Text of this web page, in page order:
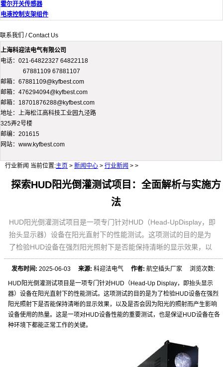
霍尔开关传感器
电液控制支架组件
联系我们 / Contact Us
上海科迎法电气有限公司
电话：021-64822327 64822118
67881109 67881107
邮箱：67881109@kyfbest.com
邮箱：476294094@kyfbest.com
邮箱：18701876288@kyfbest.com
地址：上海松江高科技工业园九泾路
325弄2号楼
邮编：201615
网站：www.kyfbest.com
行业新闻 当前位置:主页 > 新闻中心 > 行业新闻 > >
探索HUD阳光倒灌测试项目：全面解析与实施方
法
HUD阳光倒灌测试项目是一项专门针对HUD（Head-UpDisplay，即
抬头显示器）设备在阳光直射下的性能测试。这项测试的目的是为
了检验HUD设备在强烈阳光照射下是否能保持清晰的显示效果，以
发布时间: 2025-06-03来源: 科迎法电气作者: 航空插头厂家 浏览次数:
HUD阳光倒灌测试项目是一项专门针对HUD（Head-Up Display，即抬头显示
器）设备在阳光直射下的性能测试。这项测试的目的是为了检验HUD设备在强烈
阳光照射下是否能保持清晰的显示效果，以及是否会因为阳光的照射而产生影响
设备使用的热量。这是一项对HUD设备性能的重要测试，也是保证HUD设备在各
种环境下都能正常工作的关键。